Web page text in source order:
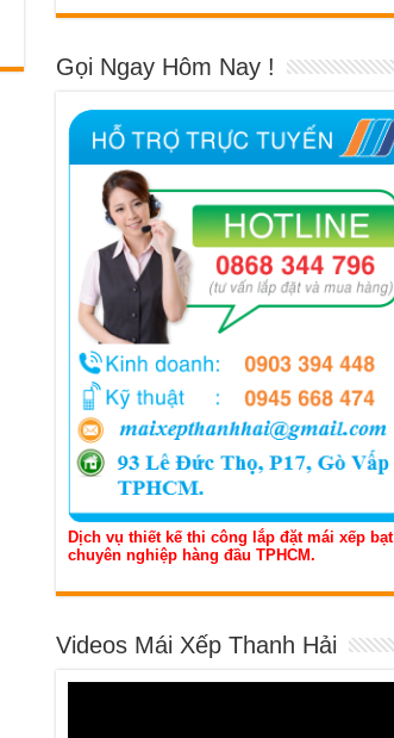
Gọi Ngay Hôm Nay !
Dịch vụ thiết kế thi công lắp đặt mái xếp bạt
chuyên nghiệp hàng đầu TPHCM.
Videos Mái Xếp Thanh Hải